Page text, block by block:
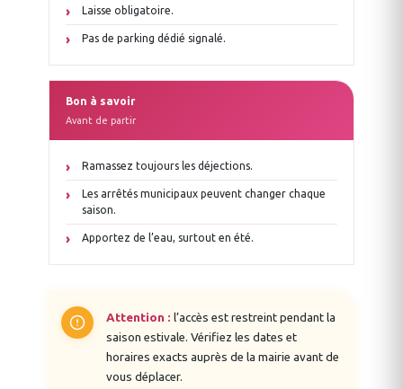
Laisse obligatoire.
Pas de parking dédié signalé.
Bon à savoir
Avant de partir
Ramassez toujours les déjections.
Les arrêtés municipaux peuvent changer chaque
saison.
Apportez de l’eau, surtout en été.
Attention : l’accès est restreint pendant la
saison estivale. Vérifiez les dates et
horaires exacts auprès de la mairie avant de
vous déplacer.